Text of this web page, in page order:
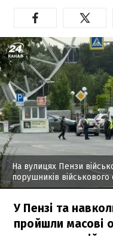
На вулицях Пензи
порушників військового
У Пензі та
пройшли масові